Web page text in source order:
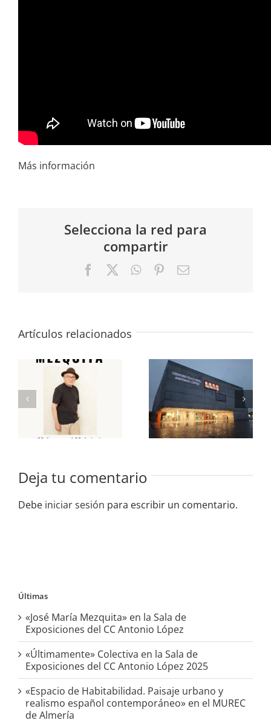
Más información
Selecciona la red para
compartir
FacebookWhatsApp
PinterestCorreo
Artículos relacionados
«José María
Mezquita»
en la Sala
de
Exposiciones
del CC
Antonio
Colectiva en
la Sala de
Exposiciones
del CC
Antonio
Deja tu comentario
Debe iniciar sesión para escribir un comentario.
Últimas
«José María Mezquita» en la Sala de
Exposiciones del CC Antonio López
«Últimamente» Colectiva en la Sala de
Exposiciones del CC Antonio López 2025
«Espacio de Habitabilidad. Paisaje urbano y
realismo español contemporáneo» en el MUREC
de Almería